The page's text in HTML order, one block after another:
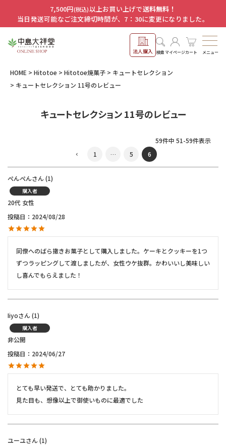
7,500円(税込)以上お買い上げで送料無料！
当日発送可能なご注文締切時間が、7：30に変更になりました。
法人購入 検索マイページカート メニュー
HOME Hitotoe Hitotoe焼菓子
キュートセレクション
キュートセレクション 11号のレビュー
キュートセレクション 11号のレビュー
59件中 51-59件表示
1
… 5 6
ぺんぺん 1
購入者
20代 女性
投稿日
2024/08/28
同僚へのばら撒きお菓子として購入しました。ケーキとクッキーを1つ
ずつラッピングして渡しましたが、女性ウケ抜群。かわいいし美味しい
し喜んでもらえました！
Iiyo 1
購入者
非公開
投稿日
2024/06/27
とても早い発送で、とても助かりました。
見た目も、想像以上で御使いものに最適でした
ユーユ 1